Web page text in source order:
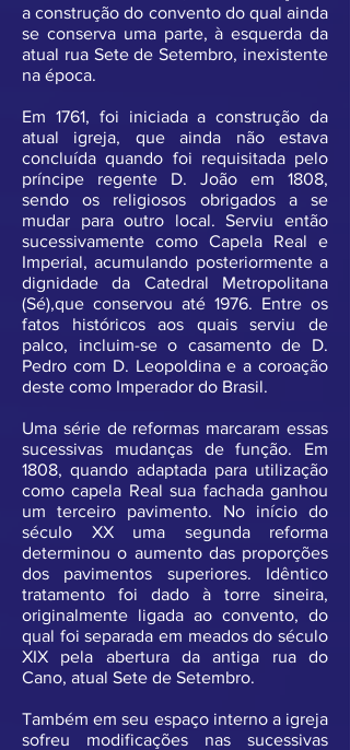
a construção do convento do qual ainda
se conserva uma parte, à esquerda da
atual rua Sete de Setembro, inexistente
na época.
Em 1761, foi iniciada a construção da
atual igreja, que ainda não estava
concluída quando foi requisitada pelo
príncipe regente D. João em 1808,
sendo os religiosos obrigados a se
mudar para outro local. Serviu então
sucessivamente como Capela Real e
Imperial, acumulando posteriormente a
dignidade da Catedral Metropolitana
(Sé),que conservou até 1976. Entre os
fatos históricos aos quais serviu de
palco, incluim-se o casamento de D.
Pedro com D. Leopoldina e a coroação
deste como Imperador do Brasil.
Uma série de reformas marcaram essas
sucessivas mudanças de função. Em
1808, quando adaptada para utilização
como capela Real sua fachada ganhou
um terceiro pavimento. No início do
século XX uma segunda reforma
determinou o aumento das proporções
dos pavimentos superiores. Idêntico
tratamento foi dado à torre sineira,
originalmente ligada ao convento, do
qual foi separada em meados do século
XIX pela abertura da antiga rua do
Cano, atual Sete de Setembro.
Também em seu espaço interno a igreja
sofreu modificações nas sucessivas